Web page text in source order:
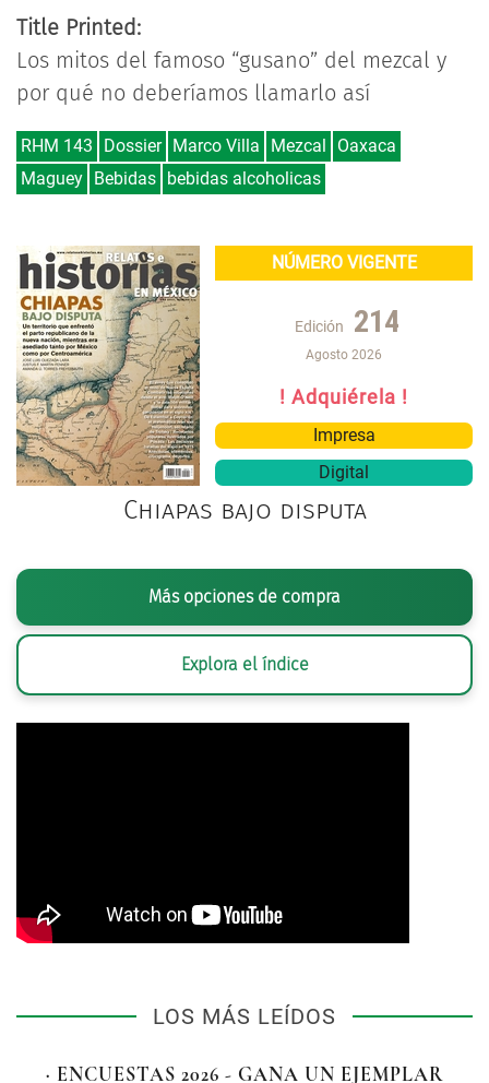
Title Printed:
Los mitos del famoso “gusano” del mezcal y
por qué no deberíamos llamarlo así
RHM 143 Dossier Marco Villa Mezcal
Oaxaca
Maguey Bebidas bebidas alcoholicas
NÚMERO VIGENTE
Edición 214
Agosto 2026
! Adquiérela !
Impresa
Digital
Chiapas bajo disputa
Más opciones de compra
Explora el índice
LOS MÁS LEÍDOS
· ENCUESTAS 2026 - GANA UN EJEMPLAR